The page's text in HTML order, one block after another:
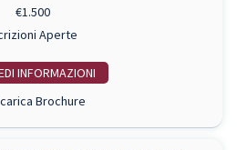
€1.500
Aperte
INFO
Brochure